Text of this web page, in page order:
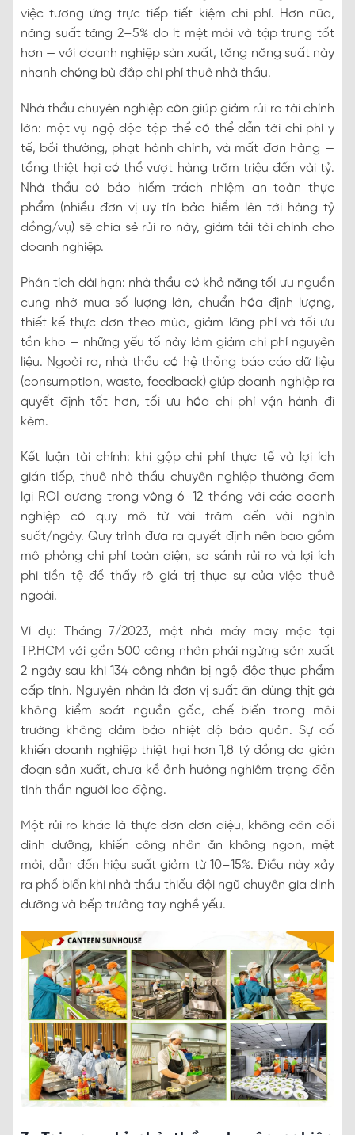
việc tương ứng trực tiếp tiết kiệm chi phí. Hơn nữa,
năng suất tăng 2–5% do ít mệt mỏi và tập trung tốt
hơn — với doanh nghiệp sản xuất, tăng năng suất này
nhanh chóng bù đắp chi phí thuê nhà thầu.
Nhà thầu chuyên nghiệp còn giúp giảm rủi ro tài chính
lớn: một vụ ngộ độc tập thể có thể dẫn tới chi phí y
tế, bồi thường, phạt hành chính, và mất đơn hàng —
tổng thiệt hại có thể vượt hàng trăm triệu đến vài tỷ.
Nhà thầu có bảo hiểm trách nhiệm an toàn thực
phẩm (nhiều đơn vị uy tín bảo hiểm lên tới hàng tỷ
đồng/vụ) sẽ chia sẻ rủi ro này, giảm tải tài chính cho
doanh nghiệp.
Phân tích dài hạn: nhà thầu có khả năng tối ưu nguồn
cung nhờ mua số lượng lớn, chuẩn hóa định lượng,
thiết kế thực đơn theo mùa, giảm lãng phí và tối ưu
tồn kho — những yếu tố này làm giảm chi phí nguyên
liệu. Ngoài ra, nhà thầu có hệ thống báo cáo dữ liệu
(consumption, waste, feedback) giúp doanh nghiệp ra
quyết định tốt hơn, tối ưu hóa chi phí vận hành đi
kèm.
Kết luận tài chính: khi gộp chi phí thực tế và lợi ích
gián tiếp, thuê nhà thầu chuyên nghiệp thường đem
lại ROI dương trong vòng 6–12 tháng với các doanh
nghiệp có quy mô từ vài trăm đến vài nghìn
suất/ngày. Quy trình đưa ra quyết định nên bao gồm
mô phỏng chi phí toàn diện, so sánh rủi ro và lợi ích
phi tiền tệ để thấy rõ giá trị thực sự của việc thuê
ngoài.
Ví dụ: Tháng 7/2023, một nhà máy may mặc tại
TP.HCM với gần 500 công nhân phải ngừng sản xuất
2 ngày sau khi 134 công nhân bị ngộ độc thực phẩm
cấp tính. Nguyên nhân là đơn vị suất ăn dùng thịt gà
không kiểm soát nguồn gốc, chế biến trong môi
trường không đảm bảo nhiệt độ bảo quản. Sự cố
khiến doanh nghiệp thiệt hại hơn 1,8 tỷ đồng do gián
đoạn sản xuất, chưa kể ảnh hưởng nghiêm trọng đến
tinh thần người lao động.
Một rủi ro khác là thực đơn đơn điệu, không cân đối
dinh dưỡng, khiến công nhân ăn không ngon, mệt
mỏi, dẫn đến hiệu suất giảm từ 10–15%. Điều này xảy
ra phổ biến khi nhà thầu thiếu đội ngũ chuyên gia dinh
dưỡng và bếp trưởng tay nghề yếu.